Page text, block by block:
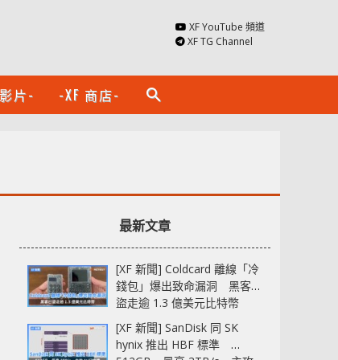
XF YouTube 頻道
XF TG Channel
片- -XF 商店- search
最新文章
[XF 新聞] Coldcard 離線「冷
錢包」爆出致命漏洞 黑客已
盜走逾 1.3 億美元比特幣
[XF 新聞] SanDisk 同 SK
hynix 推出 HBF 標準